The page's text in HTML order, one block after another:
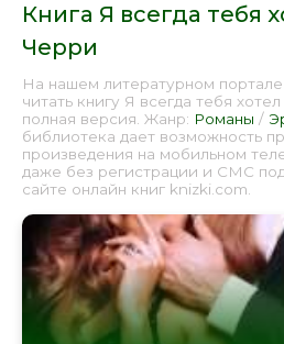
Книга Я всегда тебя
Черри
На нашем литературном
читать книгу Я всегда тебя
полная версия. Жанр: Романы /
библиотека дает возможность
произведения на мобильном
даже без регистрации и СМС
сайте онлайн книг knizki.com.